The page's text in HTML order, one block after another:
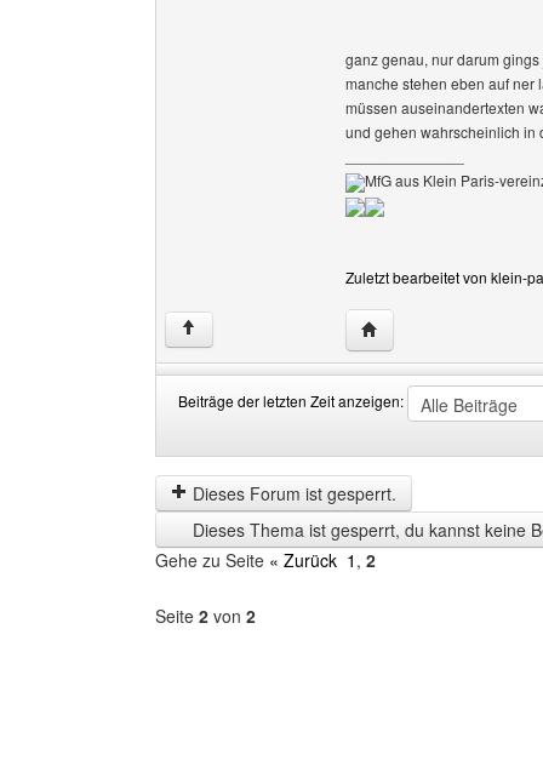
ganz genau, nur darum
manche stehen eben auf ner
müssen auseinandertexten
und gehen wahrscheinlich
MfG aus Klein Paris-
Zuletzt bearbeitet von klein-
↑ Website dieses
Beiträge der letzten Zeit anzeigen:
der
letzten
Zeit
anzeigen
by
Dieses Forum ist gesperrt.
Dieses Thema ist gesperrt, du kannst keine
Gehe zu Seite « Zurück 1 , 2
Seite 2 von 2